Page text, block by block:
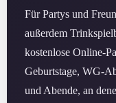
Für Partys und
außerdem
kostenlose Online-
Geburtstage, WG-
und Abende, an